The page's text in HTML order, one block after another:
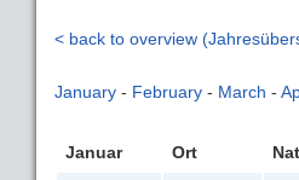
< back to overview
January - February - March -
Januar Ort